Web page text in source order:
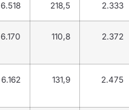
6.518 218,5 2.333
6.170 110,8 2.372
6.162 131,9 2.475